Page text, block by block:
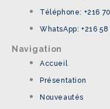
Téléphone: +216
WhatsApp: +216 58
Navigation
Accueil
Présentation
Nouveautés